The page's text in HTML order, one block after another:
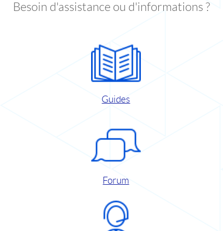
Besoin d'assistance ou d'informations ?
Guides
Forum